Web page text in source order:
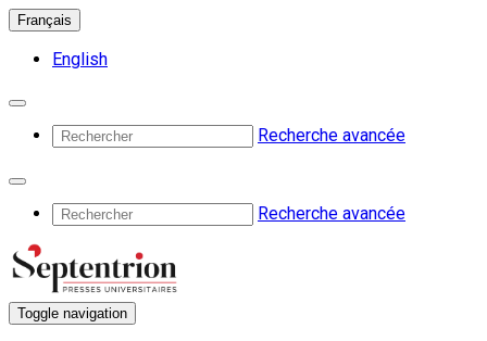
Français
English
Recherche avancée
Recherche avancée
Toggle navigation